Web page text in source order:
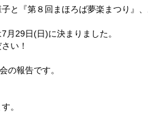
と『第８回まほろば夢楽まつり』
月29日(日)に決まりました。
い！
の報告です。
。